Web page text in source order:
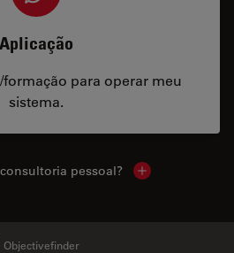
Aplicação
formação para operar meu
sistema.
pessoal? Show local
Objectivefinder